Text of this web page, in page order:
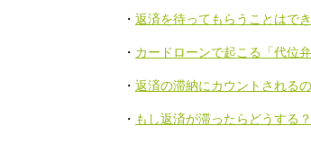
・ 返済を待ってもらうことはで
・ カードローンで起こる「代位
・ 返済の滞納にカウントされる
・ もし返済が滞ったらどうする